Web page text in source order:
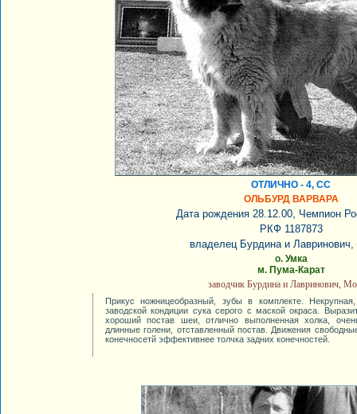
ОТЛИЧНО - 4, СС
ОЛЬБУРД ВАРВАРА
Дата рождения 28.12.00, Чемпион
РКФ 1187873
владелец Бурдина и Лавринович,
о. Умка
м. Пума-Карат
заводчик Бурдина и Лавринович,
Прикус ножницеобразный, зубы в комплекте.
заводской кондиции сука серого с маской окраса.
хороший постав шеи, отлично выполненная холка,
длинные голени, отставленный постав. Движения
конечносетй эффективнее толчка задних конечностей.